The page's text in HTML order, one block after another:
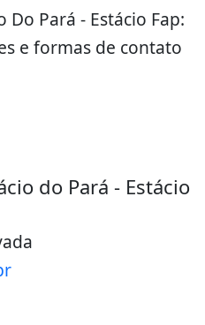
Do Pará - Estácio Fap:
e formas de contato
do Pará - Estácio